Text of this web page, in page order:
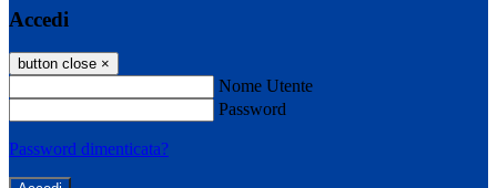
Accedi
button close ×
Nome Utente
Password
Password dimenticata?